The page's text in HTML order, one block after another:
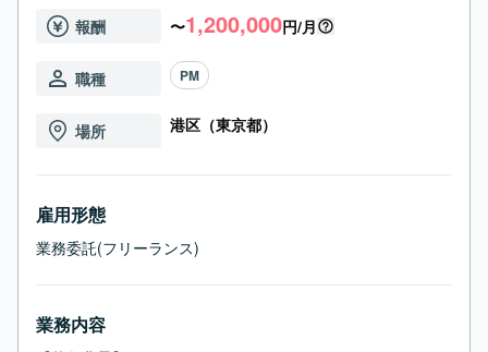
報酬 〜1,200,000円/月
職種 PM
場所 港区（東京都）
雇用形態
業務委託(フリーランス)
業務内容